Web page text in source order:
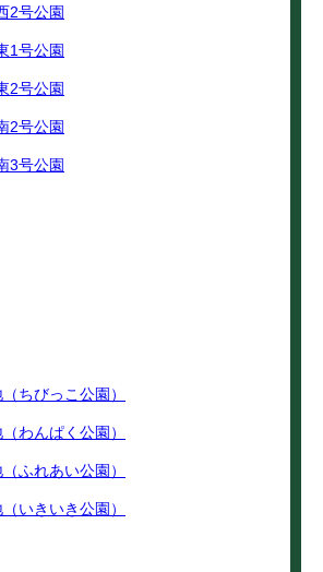
2号公園
1号公園
2号公園
2号公園
3号公園
ちびっこ公園）
わんぱく公園）
ふれあい公園）
いきいき公園）